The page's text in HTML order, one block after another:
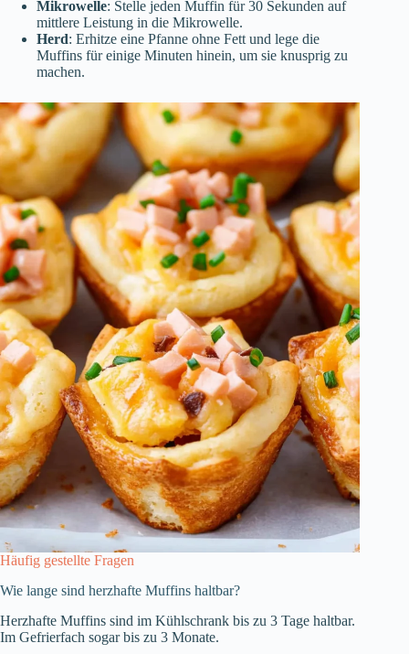
Mikrowelle: Stelle jeden Muffin für 30 Sekunden auf
mittlere Leistung in die Mikrowelle.
Herd: Erhitze eine Pfanne ohne Fett und lege die
Muffins für einige Minuten hinein, um sie knusprig zu
machen.
Häufig gestellte Fragen
Wie lange sind herzhafte Muffins haltbar?
Herzhafte Muffins sind im Kühlschrank bis zu 3 Tage haltbar.
Im Gefrierfach sogar bis zu 3 Monate.